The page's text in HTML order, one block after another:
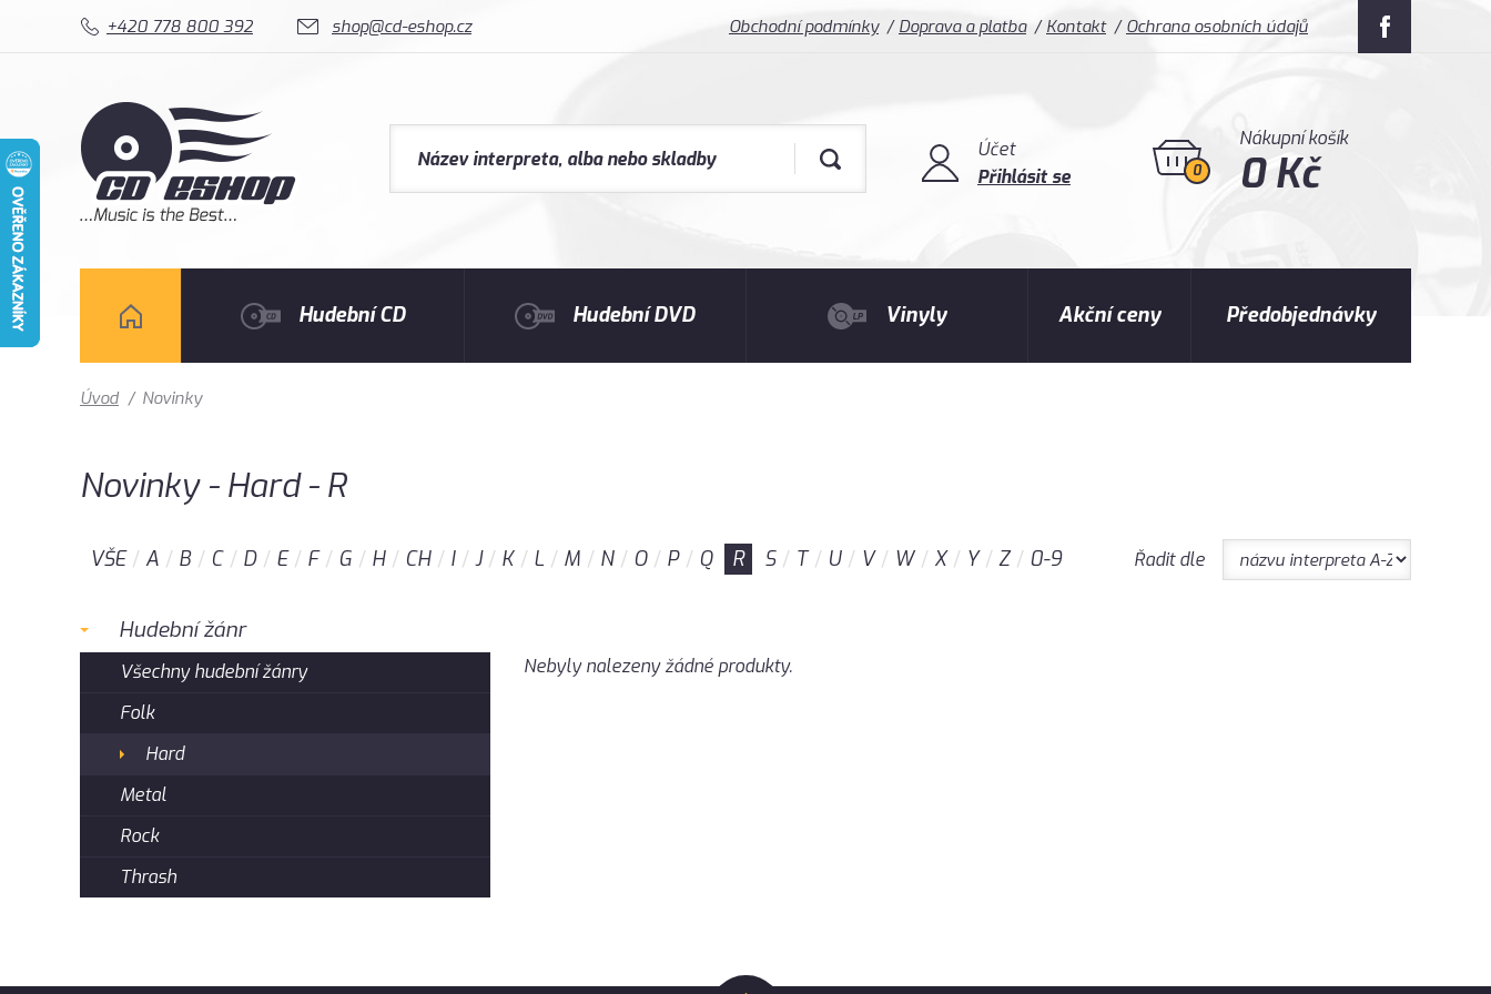
+420 778 800 392 shop@cd-eshop.cz Obchodní podmínky Doprava a platba Kontakt Ochrana osobních údajů
Účet
Přihlásit se
0
Nákupní košík
0 Kč
Hudební CD Hudební DVD Vinyly Akční ceny Předobjednávky
Úvod / Novinky
Novinky - Hard - R
VŠE A B C D E F G H CH I J K L M N O P Q R S T U V W X Y Z 0-9 Řadit dle
Hudební žánr
Všechny hudební žánry
Folk
Hard
Metal
Rock
Thrash
Nebyly nalezeny žádné produkty.